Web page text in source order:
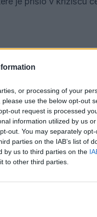
or processing of your
use the below opt-out
out request is processed
information utilized by us
out. You may separately
parties on the IAB’s list of
by us to third parties on the
to other third parties.
strelišču tam, kjer
osebo ter
in tudi samo
mlajšega občana,
smo izsledili
Velenje v
in odločbo o